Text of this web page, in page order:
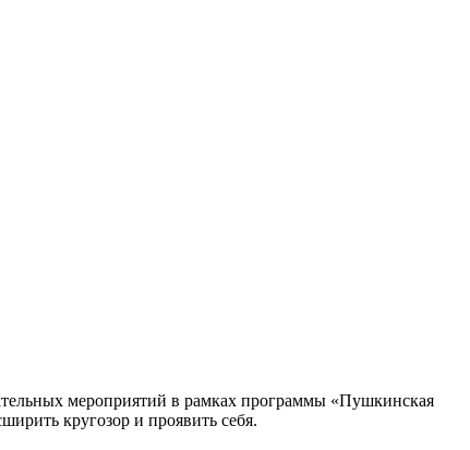
мероприятий в рамках программы «Пушкинская
кругозор и проявить себя.